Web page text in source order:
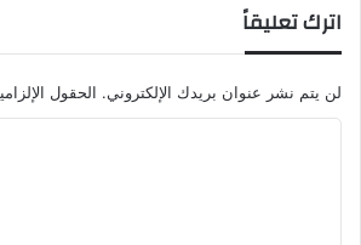
اترك تعليقاً
لن يتم نشر عنوان بريدك الإلكتروني. الحقول